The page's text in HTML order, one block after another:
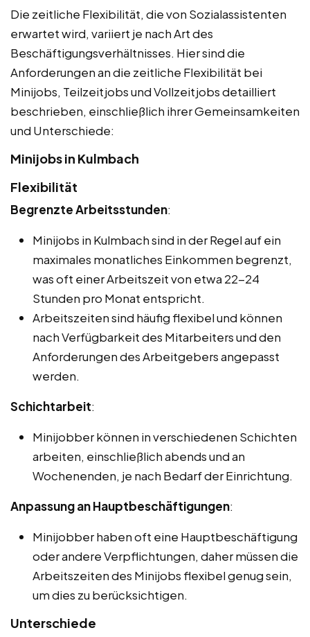
Die zeitliche Flexibilität, die von Sozialassistenten
erwartet wird, variiert je nach Art des
Beschäftigungsverhältnisses. Hier sind die
Anforderungen an die zeitliche Flexibilität bei
Minijobs, Teilzeitjobs und Vollzeitjobs detailliert
beschrieben, einschließlich ihrer Gemeinsamkeiten
und Unterschiede:
Minijobs in Kulmbach
Flexibilität
Begrenzte Arbeitsstunden:
Minijobs in Kulmbach sind in der Regel auf ein
maximales monatliches Einkommen begrenzt,
was oft einer Arbeitszeit von etwa 22-24
Stunden pro Monat entspricht.
Arbeitszeiten sind häufig flexibel und können
nach Verfügbarkeit des Mitarbeiters und den
Anforderungen des Arbeitgebers angepasst
werden.
Schichtarbeit:
Minijobber können in verschiedenen Schichten
arbeiten, einschließlich abends und an
Wochenenden, je nach Bedarf der Einrichtung.
Anpassung an Hauptbeschäftigungen:
Minijobber haben oft eine Hauptbeschäftigung
oder andere Verpflichtungen, daher müssen die
Arbeitszeiten des Minijobs flexibel genug sein,
um dies zu berücksichtigen.
Unterschiede